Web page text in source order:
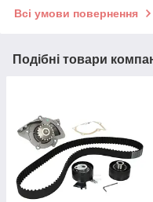
Всі умови повернення
Подібні товари